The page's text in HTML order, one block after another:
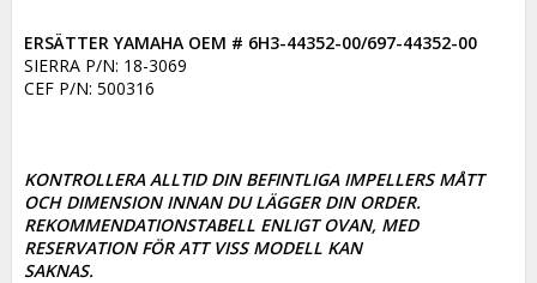
ERSÄTTER YAMAHA OEM # 6H3-44352-00/697-44352-00
SIERRA P/N: 18-3069
CEF P/N: 500316
KONTROLLERA ALLTID DIN BEFINTLIGA IMPELLERS MÅTT
OCH DIMENSION INNAN DU LÄGGER DIN ORDER.
REKOMMENDATIONSTABELL ENLIGT OVAN, MED
RESERVATION FÖR ATT VISS MODELL KAN
SAKNAS.